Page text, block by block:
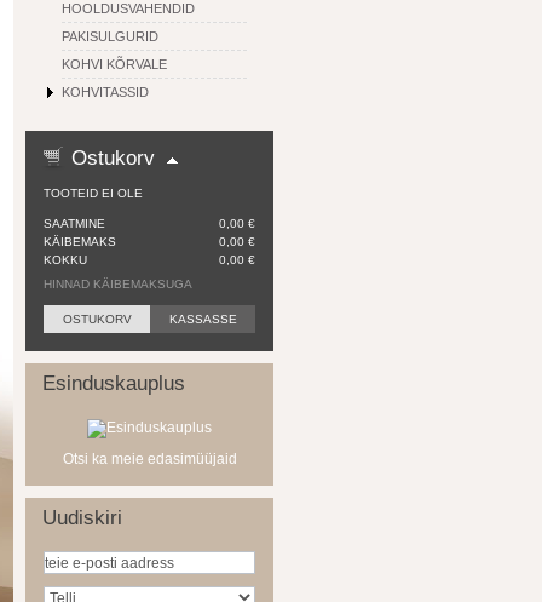
HOOLDUSVAHENDID
PAKISULGURID
KOHVI KÕRVALE
KOHVITASSID
Ostukorv
TOOTEID EI OLE
SAATMINE
0,00 €
KÄIBEMAKS
0,00 €
KOKKU
0,00 €
HINNAD KÄIBEMAKSUGA
OSTUKORV KASSASSE
Esinduskauplus
Otsi ka meie edasimüüjaid
Uudiskiri